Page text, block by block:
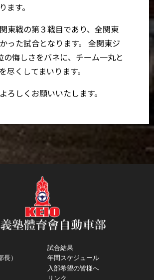
ます。
東戦の第３戦目であり、全関東
った試合となります。 全関東ジ
の悔しさをバネに、チーム一丸と
尽くしてまいります。
ろしくお願いいたします。
）
試合結果
年間スケジュール
入部希望の皆様へ
リンク